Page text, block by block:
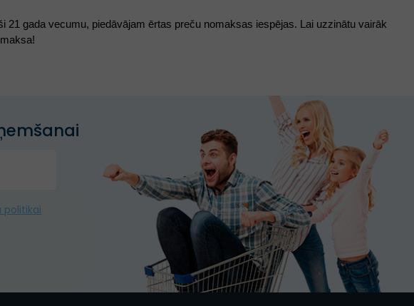
gada vecumu, piedāvājam ērtas preču nomaksas iespējas. Lai uzzinātu vairāk